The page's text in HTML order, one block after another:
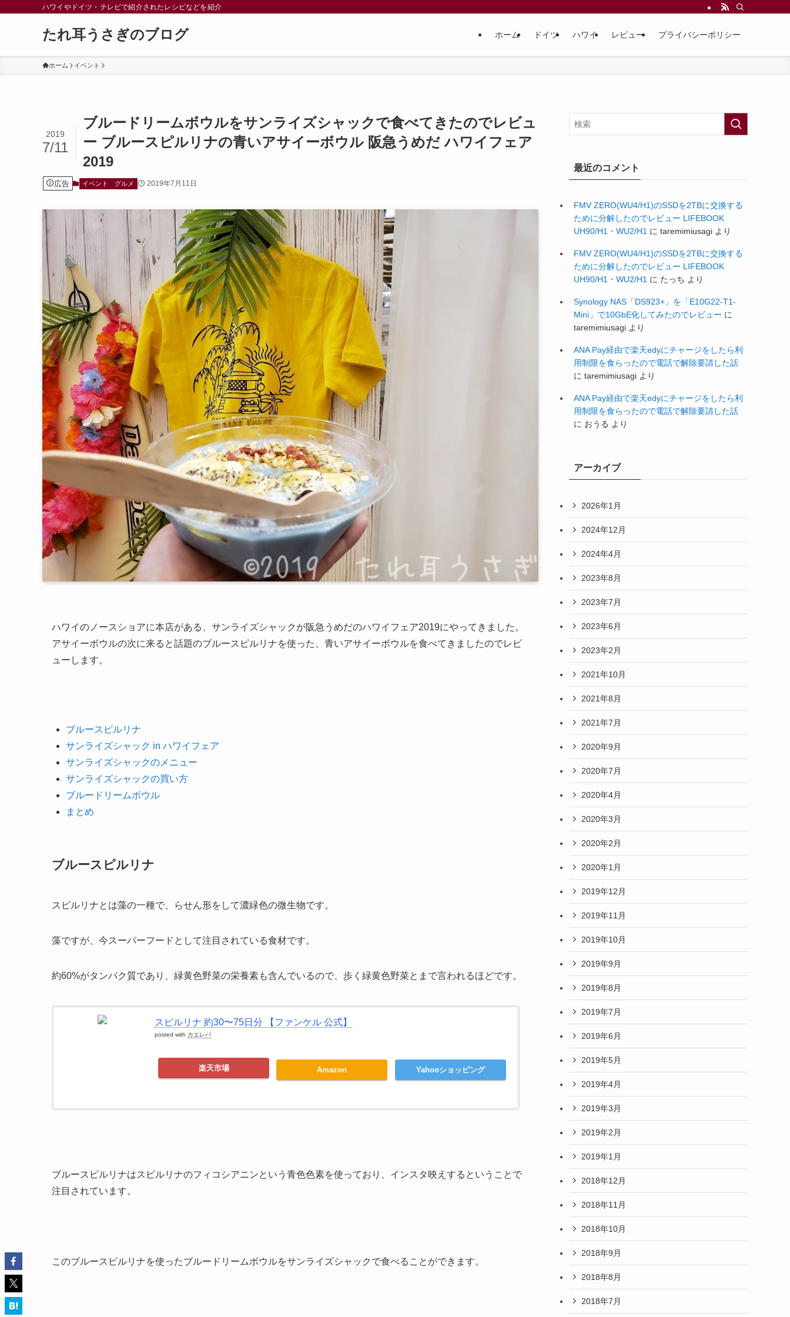
ハワイやドイツ・テレビで紹介されたレシピなどを紹介
たれ耳うさぎのブログ ホーム ドイツ ハワイ レビュー プライバシーポリシー
ホーム イベント
ブルードリームボウルをサンライズシャックで食べてきたのでレビュ
ー ブルースピルリナの青いアサイーボウル 阪急うめだ ハワイフェア
2019
2019
7/11
広告 イベント グルメ 2019年7月11日
ハワイのノースショアに本店がある、サンライズシャックが阪急うめだのハワイフェア2019にやってきました。
アサイーボウルの次に来ると話題のブルースピルリナを使った、青いアサイーボウルを食べてきましたのでレビ
ューします。
ブルースピルリナ
サンライズシャック in ハワイフェア
サンライズシャックのメニュー
サンライズシャックの買い方
ブルードリームボウル
まとめ
ブルースピルリナ
スピルリナとは藻の一種で、らせん形をして濃緑色の微生物です。
藻ですが、今スーパーフードとして注目されている食材です。
約60%がタンパク質であり、緑黄色野菜の栄養素も含んでいるので、歩く緑黄色野菜とまで言われるほどです。
スピルリナ 約30〜75日分 【ファンケル 公式】
posted with カエレバ
楽天市場 Amazon Yahooショッピング
ブルースピルリナはスピルリナのフィコシアニンという青色色素を使っており、インスタ映えするということで
注目されています。
このブルースピルリナを使ったブルードリームボウルをサンライズシャックで食べることができます。
最近のコメント
FMV ZERO(WU4/H1)のSSDを2TBに交換する
ために分解したのでレビュー LIFEBOOK
UH90/H1・WU2/H1 に taremimiusagi より
FMV ZERO(WU4/H1)のSSDを2TBに交換する
ために分解したのでレビュー LIFEBOOK
UH90/H1・WU2/H1 に たっち より
Synology NAS「DS923+」を「E10G22-T1-
Mini」で10GbE化してみたのでレビュー に
taremimiusagi より
ANA Pay経由で楽天edyにチャージをしたら利
用制限を食らったので電話で解除要請した話
に taremimiusagi より
ANA Pay経由で楽天edyにチャージをしたら利
用制限を食らったので電話で解除要請した話
に おうる より
アーカイブ
2026年1月
2024年12月
2024年4月
2023年8月
2023年7月
2023年6月
2023年2月
2021年10月
2021年8月
2021年7月
2020年9月
2020年7月
2020年4月
2020年3月
2020年2月
2020年1月
2019年12月
2019年11月
2019年10月
2019年9月
2019年8月
2019年7月
2019年6月
2019年5月
2019年4月
2019年3月
2019年2月
2019年1月
2018年12月
2018年11月
2018年10月
2018年9月
2018年8月
2018年7月